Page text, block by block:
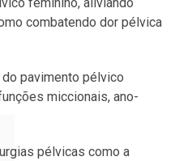
combatendo dor pélvica
pavimento pélvico
miccionais, ano-
pélvicas como a